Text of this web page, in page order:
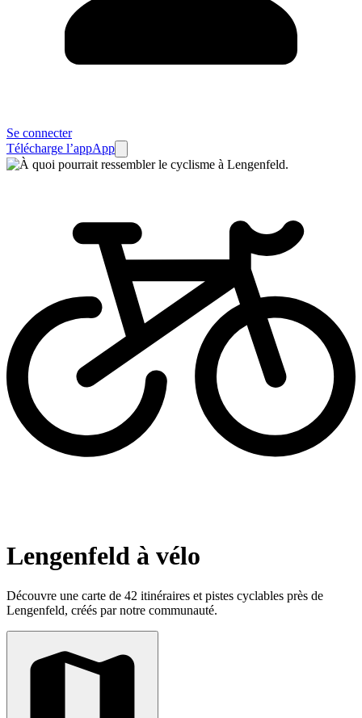
Se connecter
Télécharge l’appApp
Lengenfeld à vélo
Découvre une carte de 42 itinéraires et pistes cyclables près de
Lengenfeld, créés par notre communauté.